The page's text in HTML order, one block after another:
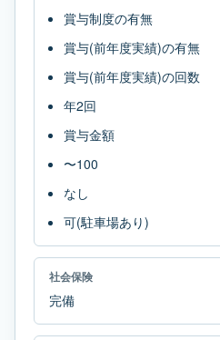
賞与制度の有無
賞与(前年度実績)の有無
賞与(前年度実績)の回数
年2回
賞与金額
〜100
なし
可(駐車場あり)
社会保険
完備